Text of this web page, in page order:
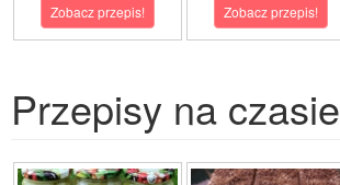
Zobacz przepis! Zobacz przepis!
Przepisy na czasie